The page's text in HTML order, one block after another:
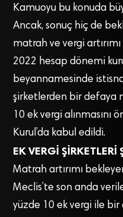
Kamuoyu bu konuda
Ancak, sonuç hiç de
matrah ve vergi
2022 hesap dönemi
beyannamesinde
şirketlerden bir defaya
10 ek vergi
Kurul’da kabul edildi.
EK VERGİ ŞİRKETLERİ
Matrah artırımı
Meclis’te son anda
yüzde 10 ek vergi ile